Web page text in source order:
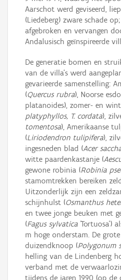
Aarschot werd geviseerd,
(Liedeberg) zware schade
afgebroken en vervangen
Andalusisch geïnspireerde
De generatie bomen en
van de villa's werd
gevarieerde samenstelling:
(Quercus rubra), Noorse
platanoides), zomer- en
platyphyllos, T. cordata),
tomentosa), Amerikaanse
(Liriodendron tulipifera),
ingesneden blad (Acer
witte paardenkastanje (
gewone robinia (Robinia
stamomtrekken bereiken
Uitzonderlijk zijn een
schijnhulst (Osmanthus
en twee jonge beuken met
(Fagus sylvatica 'Tortuosa')
m hoge onderstam. De
duizendknoop (Polygonum
helling van de Lindenberg
verband met de
tijdens de jaren 1990 (op